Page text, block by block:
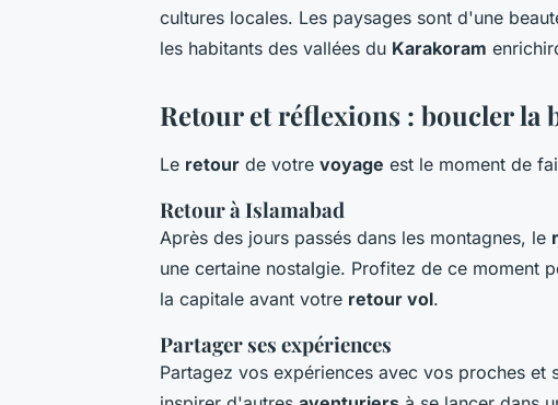
cultures locales. Les paysages sont d'une
les habitants des vallées du Karakoram
Retour et réflexions : boucler la
Le retour de votre voyage est le moment de
Retour à Islamabad
Après des jours passés dans les montagnes, le
une certaine nostalgie. Profitez de ce moment
la capitale avant votre retour vol.
Partager ses expériences
Partagez vos expériences avec vos proches